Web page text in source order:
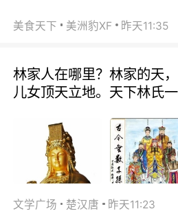
美食天下 美洲豹XF 昨天11:35
林家人在哪里？林家的天
儿女顶天立地。天下林氏一
文学广场 楚汉唐 昨天11:23